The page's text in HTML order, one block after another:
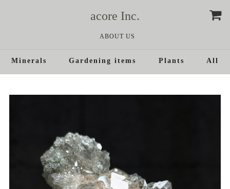
acore Inc.
ABOUT US
Minerals Gardening items Plants All